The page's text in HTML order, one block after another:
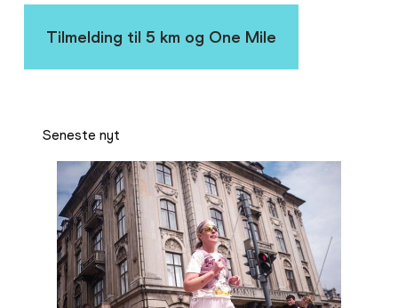
Tilmelding til 5 km og One Mile
Seneste nyt